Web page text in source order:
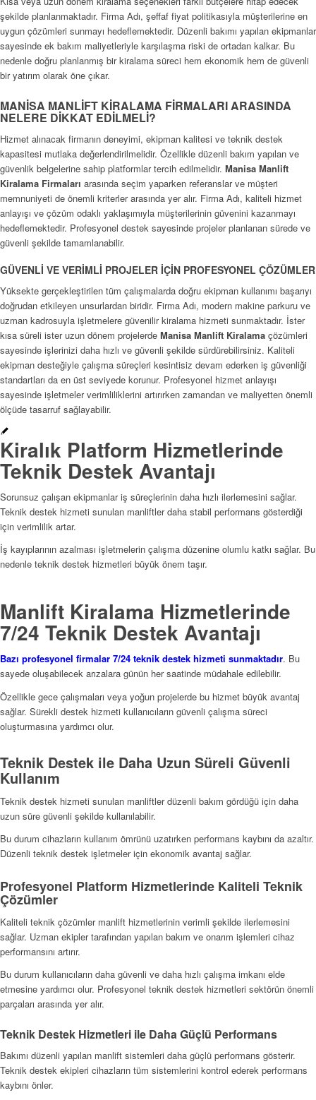
şekilde planlanmaktadır. Firma Adı, şeffaf fiyat politikasıyla müşterilerine en
uygun çözümleri sunmayı hedeflemektedir. Düzenli bakımı yapılan ekipmanlar
sayesinde ek bakım maliyetleriyle karşılaşma riski de ortadan kalkar. Bu
nedenle doğru planlanmış bir kiralama süreci hem ekonomik hem de güvenli
bir yatırım olarak öne çıkar.
MANİSA MANLİFT KİRALAMA FİRMALARI ARASINDA
NELERE DİKKAT EDİLMELİ?
Hizmet alınacak firmanın deneyimi, ekipman kalitesi ve teknik destek
kapasitesi mutlaka değerlendirilmelidir. Özellikle düzenli bakım yapılan ve
güvenlik belgelerine sahip platformlar tercih edilmelidir. Manisa Manlift
Kiralama Firmaları arasında seçim yaparken referanslar ve müşteri
memnuniyeti de önemli kriterler arasında yer alır. Firma Adı, kaliteli hizmet
anlayışı ve çözüm odaklı yaklaşımıyla müşterilerinin güvenini kazanmayı
hedeflemektedir. Profesyonel destek sayesinde projeler planlanan sürede ve
güvenli şekilde tamamlanabilir.
GÜVENLİ VE VERİMLİ PROJELER İÇİN PROFESYONEL ÇÖZÜMLER
Yüksekte gerçekleştirilen tüm çalışmalarda doğru ekipman kullanımı başarıyı
doğrudan etkileyen unsurlardan biridir. Firma Adı, modern makine parkuru ve
uzman kadrosuyla işletmelere güvenilir kiralama hizmeti sunmaktadır. İster
kısa süreli ister uzun dönem projelerde Manisa Manlift Kiralama çözümleri
sayesinde işlerinizi daha hızlı ve güvenli şekilde sürdürebilirsiniz. Kaliteli
ekipman desteğiyle çalışma süreçleri kesintisiz devam ederken iş güvenliği
standartları da en üst seviyede korunur. Profesyonel hizmet anlayışı
sayesinde işletmeler verimliliklerini artırırken zamandan ve maliyetten önemli
ölçüde tasarruf sağlayabilir.
Kiralık Platform Hizmetlerinde
Teknik Destek Avantajı
Sorunsuz çalışan ekipmanlar iş süreçlerinin daha hızlı ilerlemesini sağlar.
Teknik destek hizmeti sunulan manliftler daha stabil performans gösterdiği
için verimlilik artar.
İş kayıplarının azalması işletmelerin çalışma düzenine olumlu katkı sağlar. Bu
nedenle teknik destek hizmetleri büyük önem taşır.
Manlift Kiralama Hizmetlerinde
7/24 Teknik Destek Avantajı
Bazı profesyonel firmalar 7/24 teknik destek hizmeti sunmaktadır. Bu
sayede oluşabilecek arızalara günün her saatinde müdahale edilebilir.
Özellikle gece çalışmaları veya yoğun projelerde bu hizmet büyük avantaj
sağlar. Sürekli destek hizmeti kullanıcıların güvenli çalışma süreci
oluşturmasına yardımcı olur.
Teknik Destek ile Daha Uzun Süreli Güvenli
Kullanım
Teknik destek hizmeti sunulan manliftler düzenli bakım gördüğü için daha
uzun süre güvenli şekilde kullanılabilir.
Bu durum cihazların kullanım ömrünü uzatırken performans kaybını da azaltır.
Düzenli teknik destek işletmeler için ekonomik avantaj sağlar.
Profesyonel Platform Hizmetlerinde Kaliteli Teknik
Çözümler
Kaliteli teknik çözümler manlift hizmetlerinin verimli şekilde ilerlemesini
sağlar. Uzman ekipler tarafından yapılan bakım ve onarım işlemleri cihaz
performansını artırır.
Bu durum kullanıcıların daha güvenli ve daha hızlı çalışma imkanı elde
etmesine yardımcı olur. Profesyonel teknik destek hizmetleri sektörün önemli
parçaları arasında yer alır.
Teknik Destek Hizmetleri ile Daha Güçlü Performans
Bakımı düzenli yapılan manlift sistemleri daha güçlü performans gösterir.
Teknik destek ekipleri cihazların tüm sistemlerini kontrol ederek performans
kaybını önler.